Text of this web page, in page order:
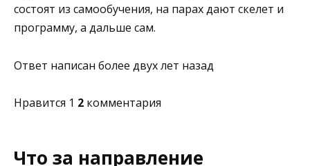
состоят из самообучения, на парах дают скелет и
программу, а дальше сам.
Ответ написан более двух лет назад
Нравится 1 2 комментария
Что за направление